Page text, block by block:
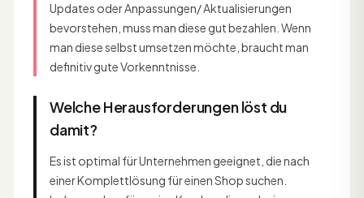
Updates oder Anpassungen/ Aktualisierungen
bevorstehen, muss man diese gut bezahlen. Wenn
man diese selbst umsetzen möchte, braucht man
definitiv gute Vorkenntnisse.
Welche Herausforderungen löst du
damit?
Es ist optimal für Unternehmen geeignet, die nach
einer Komplettlösung für einen Shop suchen.